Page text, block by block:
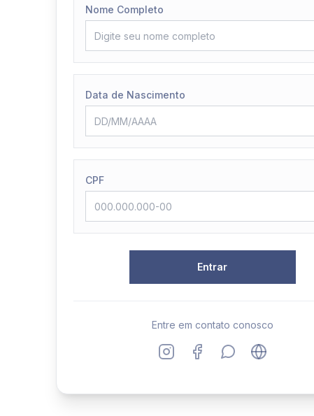
Nome Completo
Data de Nascimento
CPF
Entrar
Entre em contato conosco